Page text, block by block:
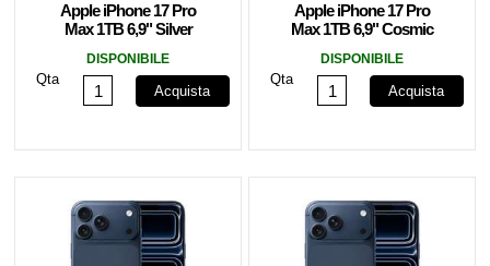
Apple iPhone 17 Pro
Max 1TB 6,9" Silver
DISPONIBILE
Qta
Acquista
Apple iPhone 17 Pro
Max 1TB 6,9" Cosmic
DISPONIBILE
Qta
Acquista